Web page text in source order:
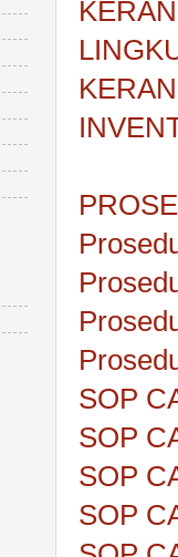
SOP
SOP
SOP
SOP